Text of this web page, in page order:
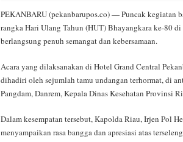
PEKANBARU (pekanbarupos.co) — Puncak kegiatan
rangka Hari Ulang Tahun (HUT) Bhayangkara ke-80
berlangsung penuh semangat dan kebersamaan.
Acara yang dilaksanakan di Hotel Grand Central
dihadiri oleh sejumlah tamu undangan terhormat, di
Pangdam, Danrem, Kepala Dinas Kesehatan Provinsi
Dalam kesempatan tersebut, Kapolda Riau, Irjen Pol
menyampaikan rasa bangga dan apresiasi atas